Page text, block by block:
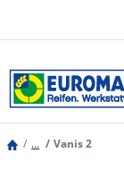
... Vanis 2